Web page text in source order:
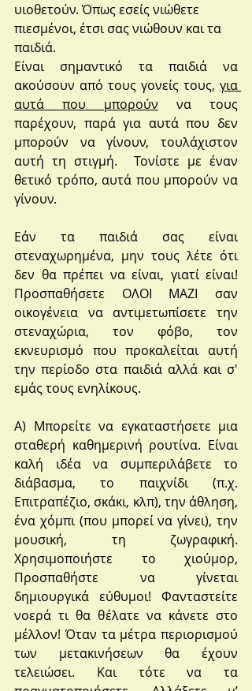
υιοθετούν. Όπως εσείς νιώθετε
πιεσμένοι, έτσι σας νιώθουν και τα
παιδιά.
Είναι σημαντικό τα παιδιά να
ακούσουν από τους γονείς τους, για
αυτά που μπορούν να τους
παρέχουν, παρά για αυτά που δεν
μπορούν να γίνουν, τουλάχιστον
αυτή τη στιγμή.  Τονίστε με έναν
θετικό τρόπο, αυτά που μπορούν να
γίνουν.
Εάν τα παιδιά σας είναι
στεναχωρημένα, μην τους λέτε ότι
δεν θα πρέπει να είναι, γιατί είναι!
Προσπαθήσετε ΟΛΟΙ ΜΑΖΙ σαν
οικογένεια να αντιμετωπίσετε την
στεναχώρια, τον φόβο, τον
εκνευρισμό που προκαλείται αυτή
την περίοδο στα παιδιά αλλά και σ'
εμάς τους ενηλίκους.
Α) Μπορείτε να εγκαταστήσετε μια
σταθερή καθημερινή ρουτίνα. Είναι
καλή ιδέα να συμπεριλάβετε το
διάβασμα, το παιχνίδι (π.χ.
Επιτραπέζιο, σκάκι, κλπ), την άθληση,
ένα χόμπι (που μπορεί να γίνει), την
μουσική, τη ζωγραφική.
Χρησιμοποιήστε το χιούμορ,
Προσπαθήστε να γίνεται
δημιουργικά εύθυμοι! Φανταστείτε
νοερά τι θα θέλατε να κάνετε στο
μέλλον! Όταν τα μέτρα περιορισμού
των μετακινήσεων θα έχουν
τελειώσει. Και τότε να τα